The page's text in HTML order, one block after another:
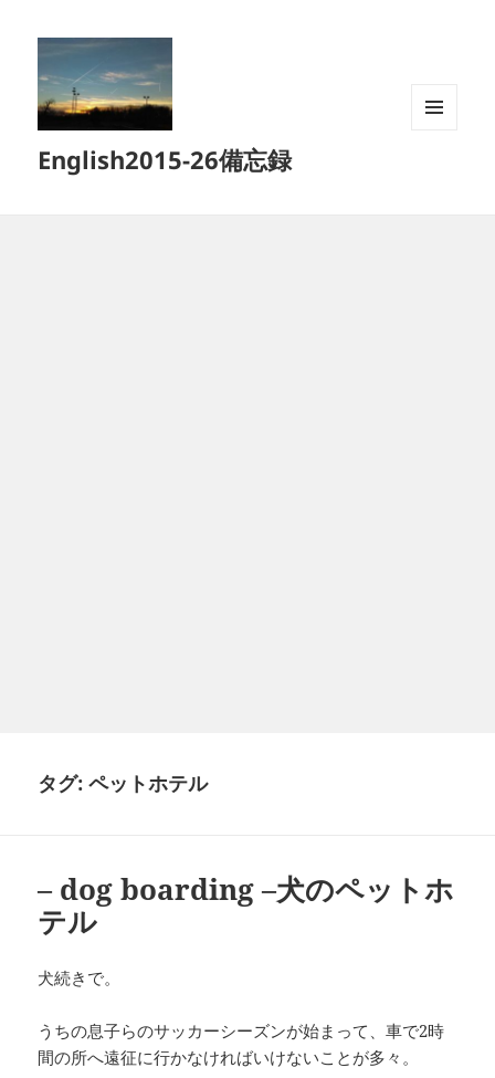
English2015-26備忘録
タグ:ペットホテル
– dog boarding –犬のペットホ
テル
犬続きで。
うちの息子らのサッカーシーズンが始まって、車で2時
間の所へ遠征に行かなければいけないことが多々。